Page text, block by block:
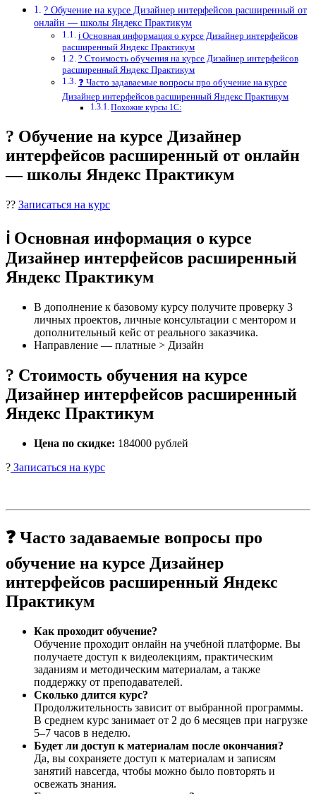
? Обучение на курсе Дизайнер интерфейсов расширенный от
онлайн — школы Яндекс Практикум
ℹ️ Основная информация о курсе Дизайнер интерфейсов
расширенный Яндекс Практикум
? Стоимость обучения на курсе Дизайнер интерфейсов
расширенный Яндекс Практикум
❓ Часто задаваемые вопросы про обучение на курсе
Дизайнер интерфейсов расширенный Яндекс Практикум
Похожие курсы 1С:
? Обучение на курсе Дизайнер
интерфейсов расширенный от онлайн
— школы Яндекс Практикум
?? Записаться на курс
ℹ️ Основная информация о курсе
Дизайнер интерфейсов расширенный
Яндекс Практикум
В дополнение к базовому курсу получите проверку 3
личных проектов, личные консультации с ментором и
дополнительный кейс от реального заказчика.
Направление — платные > Дизайн
? Стоимость обучения на курсе
Дизайнер интерфейсов расширенный
Яндекс Практикум
Цена по скидке: 184000 рублей
? Записаться на курс
❓ Часто задаваемые вопросы про
обучение на курсе Дизайнер
интерфейсов расширенный Яндекс
Практикум
Как проходит обучение?
Обучение проходит онлайн на учебной платформе. Вы
получаете доступ к видеолекциям, практическим
заданиям и методическим материалам, а также
поддержку от преподавателей.
Сколько длится курс?
Продолжительность зависит от выбранной программы.
В среднем курс занимает от 2 до 6 месяцев при нагрузке
5–7 часов в неделю.
Будет ли доступ к материалам после окончания?
Да, вы сохраняете доступ к материалам и записям
занятий навсегда, чтобы можно было повторять и
освежать знания.